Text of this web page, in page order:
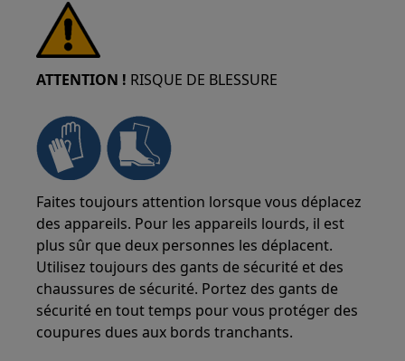
ATTENTION ! RISQUE DE BLESSURE
Faites toujours attention lorsque vous déplacez
des appareils. Pour les appareils lourds, il est
plus sûr que deux personnes les déplacent.
Utilisez toujours des gants de sécurité et des
chaussures de sécurité. Portez des gants de
sécurité en tout temps pour vous protéger des
coupures dues aux bords tranchants.